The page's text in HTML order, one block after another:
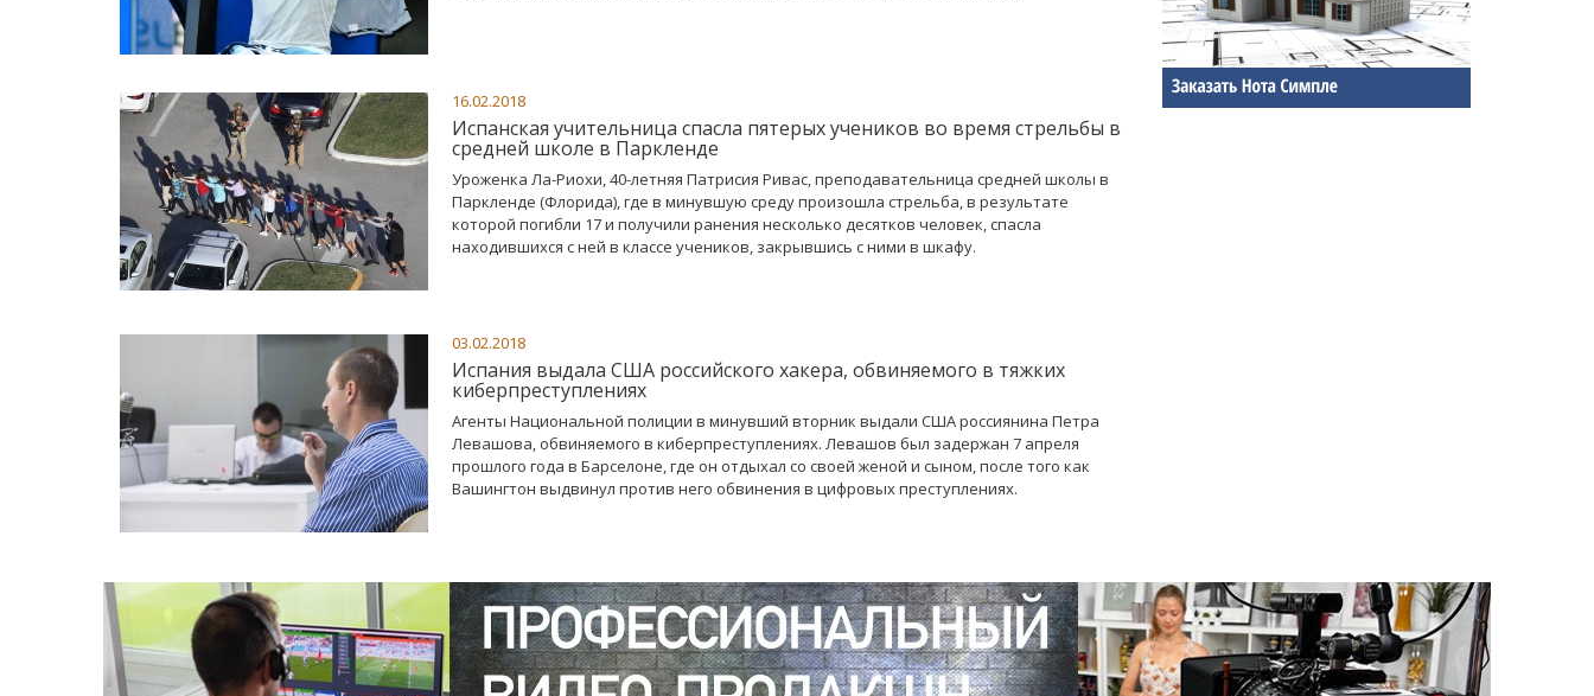
16.02.2018
Испанская учительница спасла пятерых учеников во время стрельбы в
средней школе в Паркленде
Уроженка Ла-Риохи, 40-летняя Патрисия Ривас, преподавательница средней школы в
Паркленде (Флорида), где в минувшую среду произошла стрельба, в результате
которой погибли 17 и получили ранения несколько десятков человек, спасла
находившихся с ней в классе учеников, закрывшись с ними в шкафу.
03.02.2018
Испания выдала США российского хакера, обвиняемого в тяжких
киберпреступлениях
Агенты Национальной полиции в минувший вторник выдали США россиянина Петра
Левашова, обвиняемого в киберпреступлениях. Левашов был задержан 7 апреля
прошлого года в Барселоне, где он отдыхал со своей женой и сыном, после того как
Вашингтон выдвинул против него обвинения в цифровых преступлениях.